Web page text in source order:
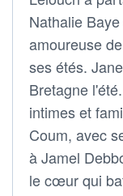
Nathalie
amoureuse
ses étés.
Bretagne
intimes et
Coum, avec
à Jamel
le cœur qui